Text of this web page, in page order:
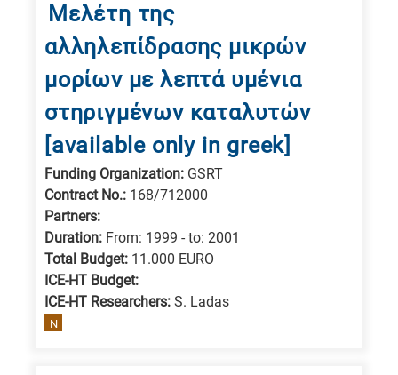
Μελέτη της
αλληλεπίδρασης μικρών
μορίων με λεπτά υμένια
στηριγμένων καταλυτών
[available only in greek]
Funding Organization: GSRT
Contract No.: 168/712000
Partners:
Duration: From: 1999 - to: 2001
Total Budget: 11.000 EURO
ICE-HT Budget:
ICE-HT Researchers: S. Ladas
N